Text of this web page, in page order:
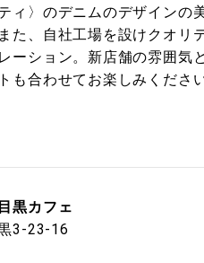
ィ〉のデニムのデザインの
た、自社工場を設けクオリ
ーション。新店舗の雰囲気
も合わせてお楽しみください
黒カフェ
3-23-16